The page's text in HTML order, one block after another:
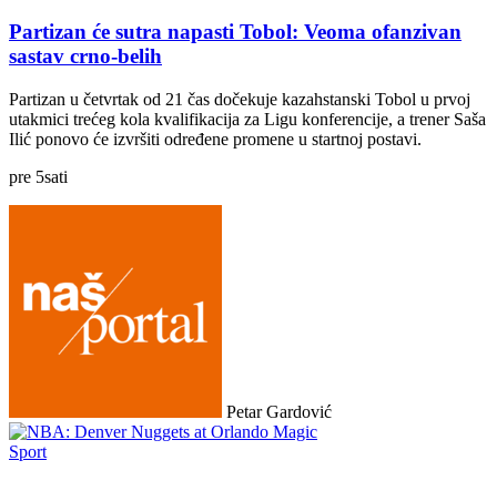
Partizan će sutra napasti Tobol: Veoma ofanzivan
sastav crno-belih
Partizan u četvrtak od 21 čas dočekuje kazahstanski Tobol u prvoj
utakmici trećeg kola kvalifikacija za Ligu konferencije, a trener Saša
Ilić ponovo će izvršiti određene promene u startnoj postavi.
pre 5sati
Petar Gardović
Sport